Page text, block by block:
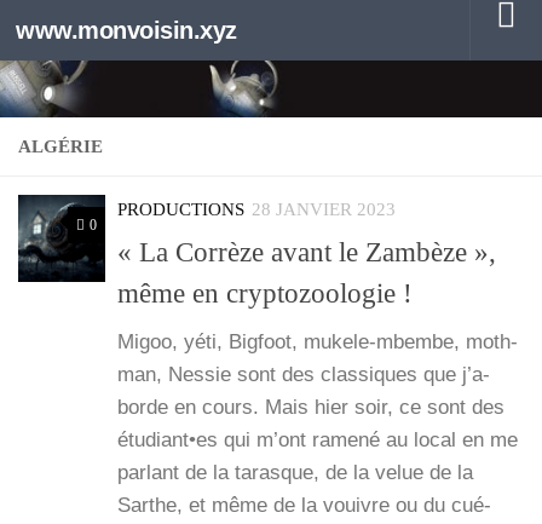
Au dessous du contenu
www.monvoisin.xyz
ALGÉRIE
0
PRODUCTIONS 28 JANVIER 2023
« La Corrèze avant le Zambèze »,
même en cryptozoologie !
Migoo, yéti, Big­foot, mukele-mbembe, moth­
man, Nes­sie sont des clas­siques que j’a­
borde en cours. Mais hier soir, ce sont des
étudiant•es qui m’ont rame­né au local en me
par­lant de la tarasque, de la velue de la
Sarthe, et même de la vouivre ou du cué­